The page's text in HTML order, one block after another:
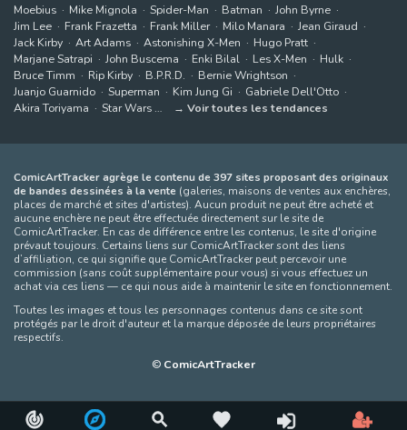
Moebius Mike Mignola Spider-Man Batman
John Byrne
Jim Lee
Frank Frazetta Frank Miller Milo Manara
Jean Giraud
Jack Kirby
Art Adams Astonishing X-Men
Hugo Pratt
Marjane Satrapi
John Buscema Enki Bilal Les X-Men
Hulk
Bruce Timm
Rip Kirby B.P.R.D.
Bernie Wrightson
Juanjo Guarnido
Superman Kim Jung Gi
Gabriele Dell'Otto
Akira Toriyama
Star Wars Voir toutes les tendances
ComicArtTracker agrège le contenu de 397 sites proposant des originaux
de bandes dessinées à la vente (galeries, maisons de ventes aux enchères,
places de marché et sites d'artistes). Aucun produit ne peut être acheté et
aucune enchère ne peut être effectuée directement sur le site de
ComicArtTracker. En cas de différence entre les contenus, le site d'origine
prévaut toujours. Certains liens sur ComicArtTracker sont des liens
d’affiliation, ce qui signifie que ComicArtTracker peut percevoir une
commission (sans coût supplémentaire pour vous) si vous effectuez un
achat via ces liens — ce qui nous aide à maintenir le site en fonctionnement.
Toutes les images et tous les personnages contenus dans ce site sont
protégés par le droit d'auteur et la marque déposée de leurs propriétaires
respectifs.
© ComicArtTracker